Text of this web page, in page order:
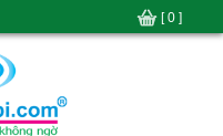
[ 0 ]